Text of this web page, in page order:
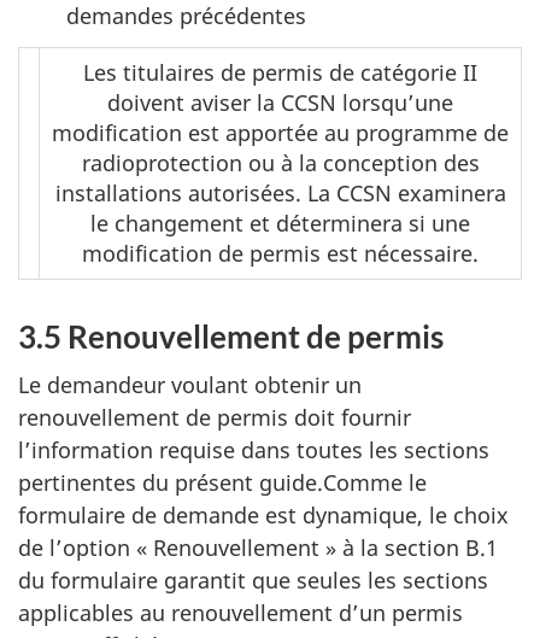
demandes précédentes
Les titulaires de permis de catégorie II
doivent aviser la CCSN lorsqu’une
modification est apportée au programme de
radioprotection ou à la conception des
installations autorisées. La CCSN examinera
le changement et déterminera si une
modification de permis est nécessaire.
3.5 Renouvellement de permis
Le demandeur voulant obtenir un
renouvellement de permis doit fournir
l’information requise dans toutes les sections
pertinentes du présent guide.Comme le
formulaire de demande est dynamique, le choix
de l’option « Renouvellement » à la section B.1
du formulaire garantit que seules les sections
applicables au renouvellement d’un permis